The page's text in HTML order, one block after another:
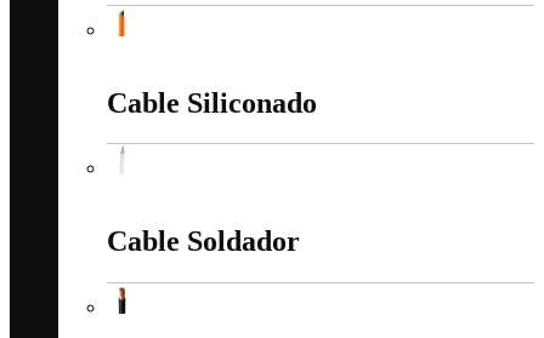
Cable Siliconado
Cable Soldador